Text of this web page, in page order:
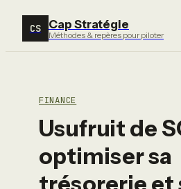
CS Cap Stratégie
Méthodes & repères pour piloter
FINANCE
Usufruit de
optimiser sa